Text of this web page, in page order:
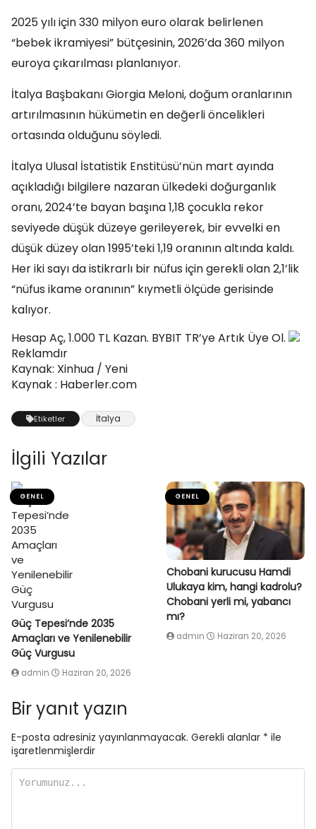
2025 yılı için 330 milyon euro olarak belirlenen
“bebek ikramiyesi” bütçesinin, 2026’da 360 milyon
euroya çıkarılması planlanıyor.
İtalya Başbakanı Giorgia Meloni, doğum oranlarının
artırılmasının hükümetin en değerli öncelikleri
ortasında olduğunu söyledi.
İtalya Ulusal İstatistik Enstitüsü’nün mart ayında
açıkladığı bilgilere nazaran ülkedeki doğurganlık
oranı, 2024’te bayan başına 1,18 çocukla rekor
seviyede düşük düzeye gerileyerek, bir evvelki en
düşük düzey olan 1995’teki 1,19 oranının altında kaldı.
Her iki sayı da istikrarlı bir nüfus için gerekli olan 2,1’lik
“nüfus ikame oranının” kıymetli ölçüde gerisinde
kalıyor.
Hesap Aç, 1.000 TL Kazan. BYBIT TR’ye Artık Üye Ol.
Reklamdır
Kaynak: Xinhua / Yeni
Kaynak : Haberler.com
Etiketler İtalya
İlgili Yazılar
GENEL
Güç Tepesi’nde 2035
Amaçları ve Yenilenebilir
Güç Vurgusu
admin Haziran 20, 2026
GENEL
Chobani kurucusu Hamdi
Ulukaya kim, hangi kadrolu?
Chobani yerli mi, yabancı
mı?
admin Haziran 20, 2026
Bir yanıt yazın
E-posta adresiniz yayınlanmayacak. Gerekli alanlar * ile
işaretlenmişlerdir